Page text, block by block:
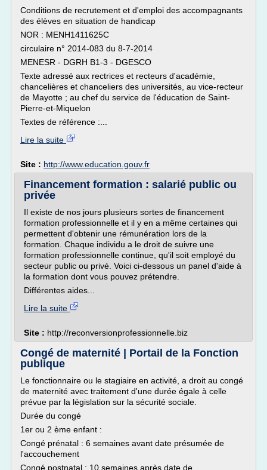
Conditions de recrutement et d'emploi des accompagnants
des élèves en situation de handicap
NOR : MENH1411625C
circulaire n° 2014-083 du 8-7-2014
MENESR - DGRH B1-3 - DGESCO
Texte adressé aux rectrices et recteurs d'académie,
chancelières et chanceliers des universités, au vice-recteur
de Mayotte ; au chef du service de l'éducation de Saint-
Pierre-et-Miquelon
Textes de référence :...
Lire la suite
Site : http://www.education.gouv.fr
Financement formation : salarié public ou
privée
Il existe de nos jours plusieurs sortes de financement
formation professionnelle et il y en a même certaines qui
permettent d'obtenir une rémunération lors de la
formation. Chaque individu a le droit de suivre une
formation professionnelle continue, qu'il soit employé du
secteur public ou privé. Voici ci-dessous un panel d'aide à
la formation dont vous pouvez prétendre.
Différentes aides...
Lire la suite
Site : http://reconversionprofessionnelle.biz
Congé de maternité | Portail de la Fonction
publique
Le fonctionnaire ou le stagiaire en activité, a droit au congé
de maternité avec traitement d'une durée égale à celle
prévue par la législation sur la sécurité sociale.
Durée du congé
1er ou 2 ème enfant :
Congé prénatal : 6 semaines avant date présumée de
l'accouchement
Congé postnatal : 10 semaines après date de